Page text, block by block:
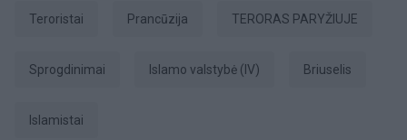
teroristai Prancūzija TERORAS PARYŽIUJE
sprogdinimai Islamo valstybė (IV) Briuselis
islamistai